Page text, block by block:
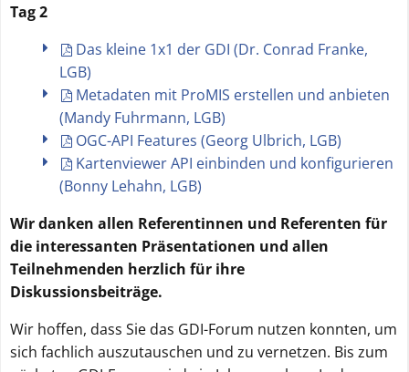
Tag 2
Das kleine 1x1 der GDI (Dr. Conrad Franke,
LGB)
Metadaten mit ProMIS erstellen und anbieten
(Mandy Fuhrmann, LGB)
OGC-API Features (Georg Ulbrich, LGB)
Kartenviewer API einbinden und konfigurieren
(Bonny Lehahn, LGB)
Wir danken allen Referentinnen und Referenten für
die interessanten Präsentationen und allen
Teilnehmenden herzlich für ihre
Diskussionsbeiträge.
Wir hoffen, dass Sie das GDI-Forum nutzen konnten, um
sich fachlich auszutauschen und zu vernetzen. Bis zum